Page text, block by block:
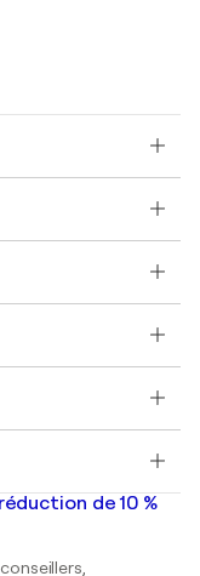
de 10 %